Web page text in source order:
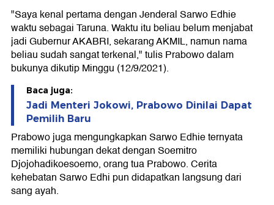
"Saya kenal pertama dengan Jenderal Sarwo Edhie
waktu sebagai Taruna. Waktu itu beliau belum menjabat
jadi Gubernur AKABRI, sekarang AKMIL, namun nama
beliau sudah sangat terkenal," tulis Prabowo dalam
bukunya dikutip Minggu (12/9/2021).
Baca juga:
Jadi Menteri Jokowi, Prabowo Dinilai Dapat
Pemilih Baru
Prabowo juga mengungkapkan Sarwo Edhie ternyata
memiliki hubungan dekat dengan Soemitro
Djojohadikoesoemo, orang tua Prabowo. Cerita
kehebatan Sarwo Edhi pun didapatkan langsung dari
sang ayah.